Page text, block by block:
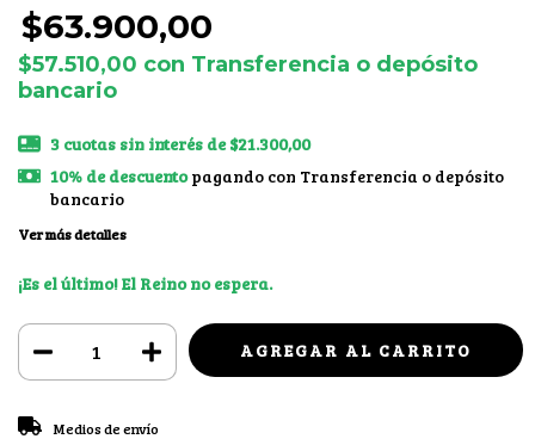
$63.900,00
$57.510,00 con Transferencia o depósito
bancario
3 cuotas sin interés de$21.300,00
10% de descuentopagando con Transferencia o depósito
bancario
Ver más detalles
¡Es el último! El Reino no espera.
Entregas para el CP:
Medios de envío